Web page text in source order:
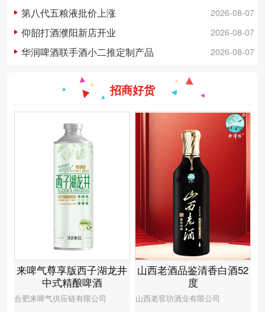
2026-08-07
第八代五粮液批价上涨
2026-08-07
仰韶打酒濮阳新店开业
2026-08-07
华润啤酒联手酒小二推定制产品
招商好货
来啤气尊享版西子湖龙井
中式精酿啤酒
合肥来啤气供应链有限公司
山西老酒品鉴清香白酒52
度
山西老窖坊酒业有限公司